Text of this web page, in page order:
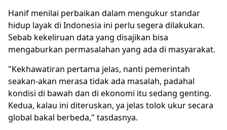
Hanif menilai perbaikan dalam mengukur standar
hidup layak di Indonesia ini perlu segera dilakukan.
Sebab kekeliruan data yang disajikan bisa
mengaburkan permasalahan yang ada di masyarakat.
"Kekhawatiran pertama jelas, nanti pemerintah
seakan-akan merasa tidak ada masalah, padahal
kondisi di bawah dan di ekonomi itu sedang genting.
Kedua, kalau ini diteruskan, ya jelas tolok ukur secara
global bakal berbeda," tasdasnya.